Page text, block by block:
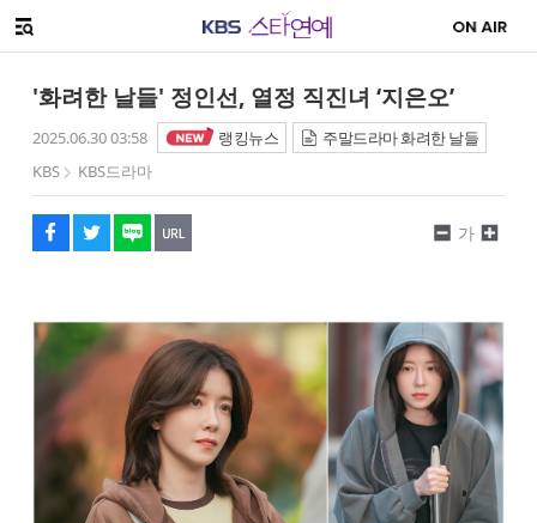
메뉴 열기
'화려한 날들' 정인선, 열정 직진녀 ‘지은오’
2025.06.30 03:58 랭킹뉴스
주말드라마 화려한 날들
KBS
KBS드라마
페이스북
트위터
네이버
URL복사
글씨 작게보기
가
글씨 크게보기